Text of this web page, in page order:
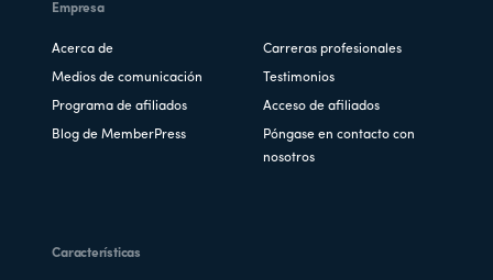
Empresa
Acerca de Carreras profesionales
Medios de comunicación Testimonios
Programa de afiliados Acceso de afiliados
Blog de MemberPress
Póngase en contacto con
nosotros
Características